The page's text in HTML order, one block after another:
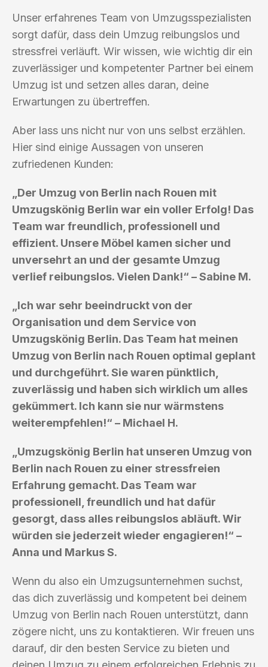
Unser erfahrenes Team von Umzugsspezialisten
sorgt dafür, dass dein Umzug reibungslos und
stressfrei verläuft. Wir wissen, wie wichtig dir ein
zuverlässiger und kompetenter Partner bei einem
Umzug ist und setzen alles daran, deine
Erwartungen zu übertreffen.
Aber lass uns nicht nur von uns selbst erzählen.
Hier sind einige Aussagen von unseren
zufriedenen Kunden:
„Der Umzug von Berlin nach Rouen mit
Umzugskönig Berlin war ein voller Erfolg! Das
Team war freundlich, professionell und
effizient. Unsere Möbel kamen sicher und
unversehrt an und der gesamte Umzug
verlief reibungslos. Vielen Dank!“ – Sabine M.
„Ich war sehr beeindruckt von der
Organisation und dem Service von
Umzugskönig Berlin. Das Team hat meinen
Umzug von Berlin nach Rouen optimal geplant
und durchgeführt. Sie waren pünktlich,
zuverlässig und haben sich wirklich um alles
gekümmert. Ich kann sie nur wärmstens
weiterempfehlen!“ – Michael H.
„Umzugskönig Berlin hat unseren Umzug von
Berlin nach Rouen zu einer stressfreien
Erfahrung gemacht. Das Team war
professionell, freundlich und hat dafür
gesorgt, dass alles reibungslos abläuft. Wir
würden sie jederzeit wieder engagieren!“ –
Anna und Markus S.
Wenn du also ein Umzugsunternehmen suchst,
das dich zuverlässig und kompetent bei deinem
Umzug von Berlin nach Rouen unterstützt, dann
zögere nicht, uns zu kontaktieren. Wir freuen uns
darauf, dir den besten Service zu bieten und